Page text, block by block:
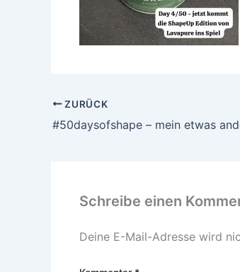
ZURÜCK
#50daysofshape – mein etwas
Schreibe einen
Deine E-Mail-Adresse wird